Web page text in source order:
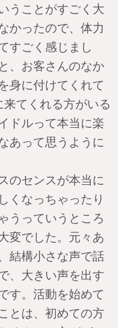
うことがすごく大
かったので、体力
すごく感じまし
、お客さんのなか
身に付けてくれて
てくれる方がいる
ドルって本当に楽
あって思うように
のセンスが本当に
くなっちゃったり
うっていうところ
変でした。元々あ
結構小さな声で話
、大きい声を出す
す。活動を始めて
とは、初めての方